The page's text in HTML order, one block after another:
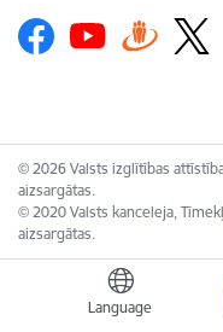
Language
© 2026 Valsts izglītības
aizsargātas.
© 2020 Valsts kanceleja,
aizsargātas.